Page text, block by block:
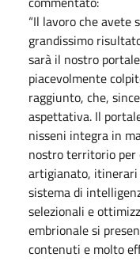
“Il lavoro che avete
grandissimo
sarà il nostro
piacevolmente
raggiunto, che,
aspettativa. Il
nisseni integra in
nostro territorio per
artigianato,
sistema di
selezionali e
embrionale si
contenuti e molto